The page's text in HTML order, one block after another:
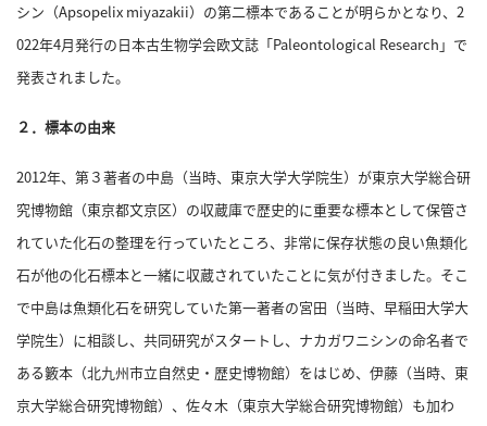
コ
メ
ト
会
社
概
シン（Apsopelix miyazakii）の第二標本であることが明らかとなり、2
022年4月発行の日本古生物学会欧文誌「Paleontological Research」で
発表されました。
２．標本の由来
2012年、第３著者の中島（当時、東京大学大学院生）が東京大学総合研
究博物館（東京都文京区）の収蔵庫で歴史的に重要な標本として保管さ
れていた化石の整理を行っていたところ、非常に保存状態の良い魚類化
石が他の化石標本と一緒に収蔵されていたことに気が付きました。 そこ
で中島は魚類化石を研究していた第一著者の宮田（当時、早稲田大学大
学院生）に相談し、共同研究がスタートし、ナカガワニシンの命名者で
ある籔本（北九州市立自然史・歴史博物館）をはじめ、伊藤（当時、東
京大学総合研究博物館）、佐々木（東京大学総合研究博物館）も加わ